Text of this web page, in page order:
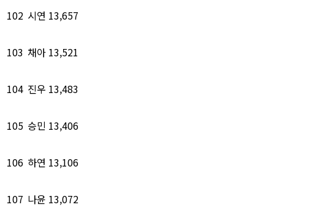
102 시연 13,657
103 채아 13,521
104 진우 13,483
105 승민 13,406
106 하연 13,106
107 나윤 13,072